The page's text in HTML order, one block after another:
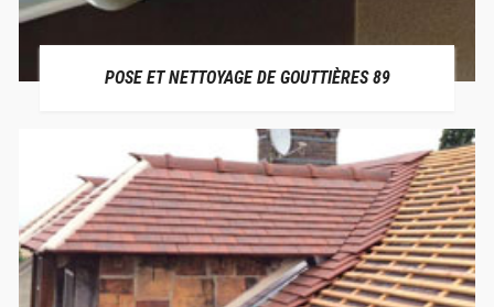
POSE ET NETTOYAGE DE GOUTTIÈRES 89